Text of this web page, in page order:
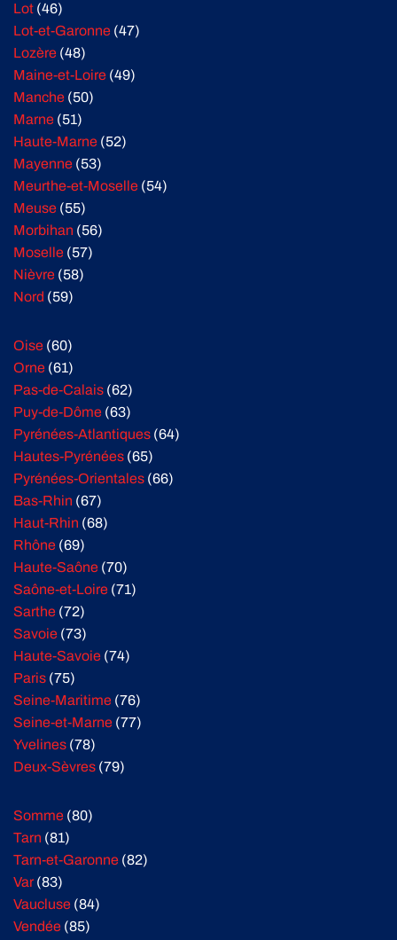
Lot (46)
Lot-et-Garonne (47)
Lozère (48)
Maine-et-Loire (49)
Manche (50)
Marne (51)
Haute-Marne (52)
Mayenne (53)
Meurthe-et-Moselle (54)
Meuse (55)
Morbihan (56)
Moselle (57)
Nièvre (58)
Nord (59)
Oise (60)
Orne (61)
Pas-de-Calais (62)
Puy-de-Dôme (63)
Pyrénées-Atlantiques (64)
Hautes-Pyrénées (65)
Pyrénées-Orientales (66)
Bas-Rhin (67)
Haut-Rhin (68)
Rhône (69)
Haute-Saône (70)
Saône-et-Loire (71)
Sarthe (72)
Savoie (73)
Haute-Savoie (74)
Paris (75)
Seine-Maritime (76)
Seine-et-Marne (77)
Yvelines (78)
Deux-Sèvres (79)
Somme (80)
Tarn (81)
Tarn-et-Garonne (82)
Var(83)
Vaucluse (84)
Vendée (85)